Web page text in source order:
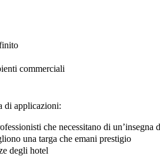
commerciali
di applicazioni:
che necessitano di un’insegna
una targa che emani prestigio
degli hotel